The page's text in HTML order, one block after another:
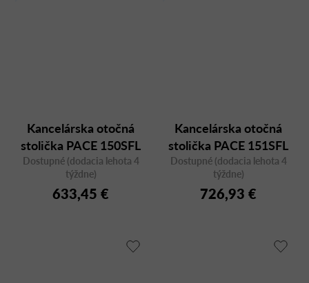
Kancelárska otočná
stolička PACE 150SFL
MAX svetlosivá
Dostupné (dodacia lehota 4
týždne)
633,45 €
Kancelárska otočná
stolička PACE 151SFL
MAX svetlosivá
Dostupné (dodacia lehota 4
týždne)
726,93 €